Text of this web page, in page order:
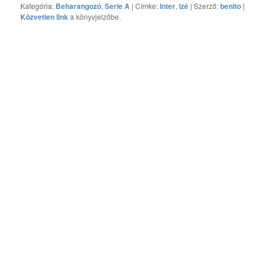
Kategória: Beharangozó,Serie A | Címke:Inter,izé | Szerző:benito |
Közvetlen linka könyvjelzőbe.